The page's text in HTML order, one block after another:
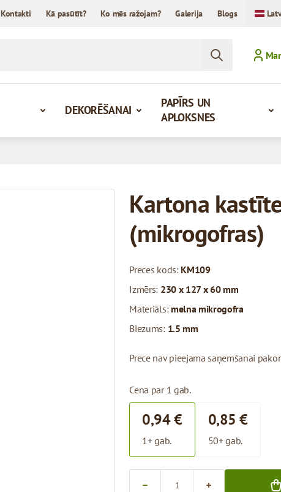
Kontakti Kā pasūtīt? Ko mēs ražojam? Galerija Blogs
DEKORĒŠANAI
PAPĪRS UN
APLOKSNES
Kartona
(mikrogofras)
Preces kods: KM109
Izmērs: 230 x 127 x 60 mm
Materiāls: melna mikrogofra
Biezums: 1.5 mm
Prece nav pieejama saņemšanai
Cena par 1 gab.
0,94 €
1+ gab.
0,85 €
50+ gab.